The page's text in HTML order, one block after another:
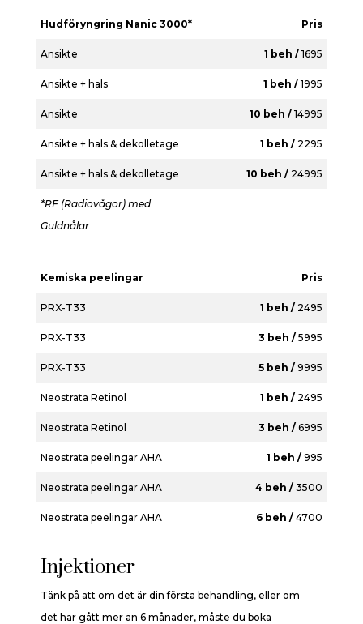
Hudföryngring Nanic 3000* Pris
Ansikte 1 beh / 1695
Ansikte + hals 1 beh / 1995
Ansikte 10 beh /14995
Ansikte + hals & dekolletage 1 beh / 2295
Ansikte + hals & dekolletage 10 beh / 24995
*RF (Radiovågor) med
Guldnålar
Kemiska peelingar Pris
PRX-T33 1 beh / 2495
PRX-T33 3 beh /5995
PRX-T33 5 beh / 9995
Neostrata Retinol 1 beh / 2495
Neostrata Retinol 3 beh /6995
Neostrata peelingar AHA 1 beh / 995
Neostrata peelingar AHA 4 beh / 3500
Neostrata peelingar AHA 6 beh / 4700
Injektioner
Tänk på att om det är din första behandling, eller om
det har gått mer än 6 månader, måste du boka